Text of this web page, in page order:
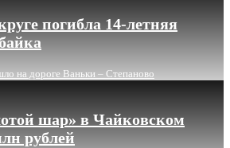
погибла 14-летняя
на дороге Ваньки – Степаново
шар» в Чайковском
рублей